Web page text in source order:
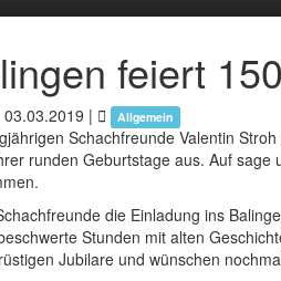
feiert
03.03.2019 | Allgemein
Schachfreunde Valentin
runden Geburtstage aus. Auf
die Einladung ins
Stunden mit alten
Jubilare und wünschen